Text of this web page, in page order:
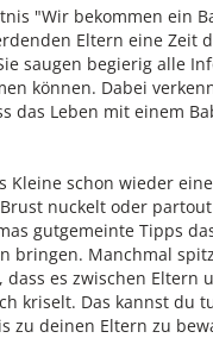
"Wir bekommen ein
Eltern eine Zeit
saugen begierig alle
können. Dabei
das Leben mit einem
Kleine schon wieder
nuckelt oder
gutgemeinte Tipps
bringen. Manchmal
dass es zwischen Eltern
kriselt. Das kannst du
zu deinen Eltern zu